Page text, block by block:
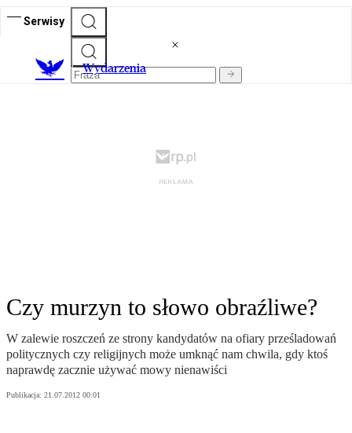
Serwisy
Wydarzenia
Czy murzyn to słowo obraźliwe?
W zalewie roszczeń ze strony kandydatów na ofiary prześladowań
politycznych czy religijnych może umknąć nam chwila, gdy ktoś
naprawdę zacznie używać mowy nienawiści
Publikacja: 21.07.2012 00:01